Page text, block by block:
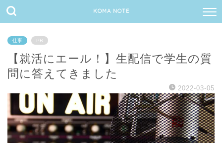
KOMA NOTE
仕事 PR
【就活にエール！】生配信で学生の質
問に答えてきました
2022-03-05